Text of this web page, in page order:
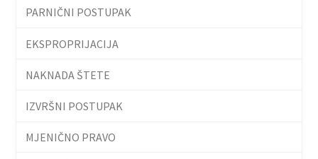
PARNIČNI POSTUPAK
EKSPROPRIJACIJA
NAKNADA ŠTETE
IZVRŠNI POSTUPAK
MJENIČNO PRAVO